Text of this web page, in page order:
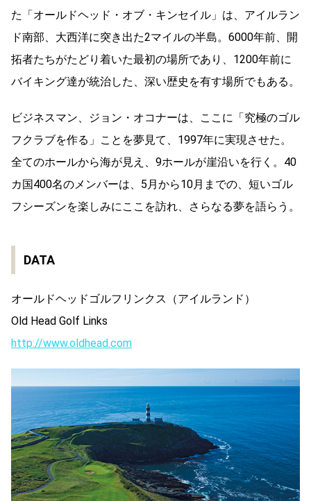
た「オールドヘッド・オブ・キンセイル」は、アイルラン
ド南部、大西洋に突き出た2マイルの半島。6000年前、開
拓者たちがたどり着いた最初の場所であり、1200年前に
バイキング達が統治した、深い歴史を有す場所でもある。
ビジネスマン、ジョン・オコナーは、ここに「究極のゴル
フクラブを作る」ことを夢見て、1997年に実現させた。
全てのホールから海が見え、9ホールが崖沿いを行く。40
カ国400名のメンバーは、5月から10月までの、短いゴル
フシーズンを楽しみにここを訪れ、さらなる夢を語らう。
DATA
オールドヘッドゴルフリンクス（アイルランド）
Old Head Golf Links
http://www.oldhead.com